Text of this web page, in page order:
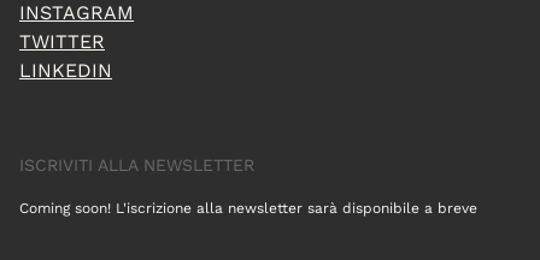
INSTAGRAM
TWITTER
LINKEDIN
ISCRIVITI ALLA NEWSLETTER
Coming soon! L'iscrizione alla newsletter sarà disponibile a breve